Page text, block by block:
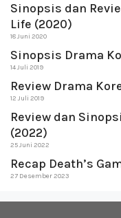
Sinopsis dan
Life (2020)
18 Juni 2020
Sinopsis Drama
14 Juli 2019
Review Drama
12 Juli 2019
Review dan
(2022)
25 Juni 2022
Recap Death’s
27 Desember 2023